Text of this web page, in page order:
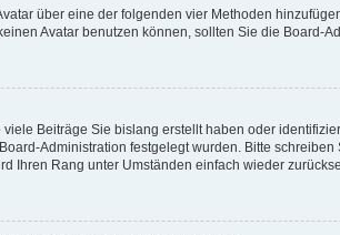
über eine der folgenden vier Methoden
Avatar benutzen können, sollten Sie die Board-
Beiträge Sie bislang erstellt haben oder
Administration festgelegt wurden. Bitte
Ihren Rang unter Umständen einfach wieder